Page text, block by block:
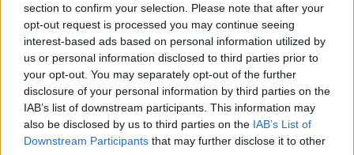
section to confirm your selection. Please note that after your
opt-out request is processed you may continue seeing
interest-based ads based on personal information utilized by
us or personal information disclosed to third parties prior to
your opt-out. You may separately opt-out of the further
disclosure of your personal information by third parties on the
IAB’s list of downstream participants. This information may
also be disclosed by us to third parties on the IAB’s List of
Downstream Participants that may further disclose it to other